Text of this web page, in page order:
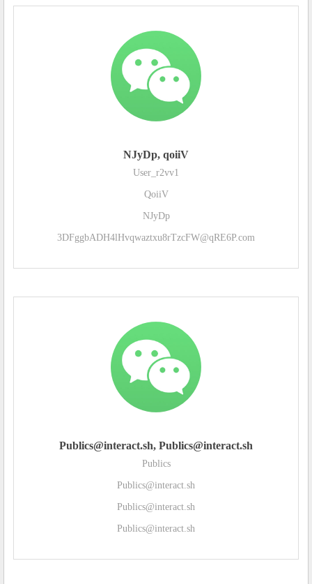
NJyDp, qoiiV
User_r2vv1
QoiiV
NJyDp
3DFggbADH4lHvqwaztxu8rTzcFW@qRE6P.com
Publics@interact.sh, Publics@interact.sh
Publics
Publics@interact.sh
Publics@interact.sh
Publics@interact.sh